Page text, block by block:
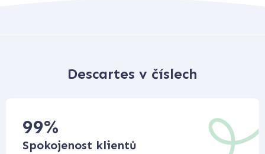
Descartes v číslech
99%
Spokojenost klientů